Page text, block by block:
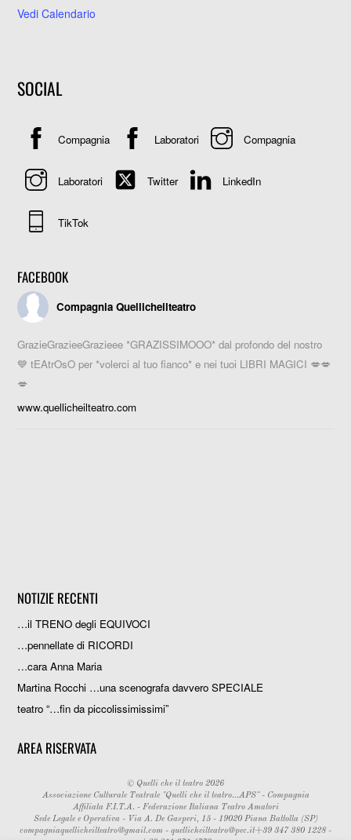
Vedi Calendario
SOCIAL
Compagnia Laboratori Compagnia
Laboratori Twitter LinkedIn
TikTok
FACEBOOK
Compagnia Quellicheilteatro
GrazieGrazieeGrazieee *GRAZISSIMOOO* dal profondo del nostro
💙 tEAtrOsO per *volerci al tuo fianco* e nei tuoi LIBRI MAGICI 💋💋
💋
www.quellicheilteatro.com
NOTIZIE RECENTI
…il TRENO degli EQUIVOCI
…pennellate di RICORDI
…cara Anna Maria
Martina Rocchi …una scenografa davvero SPECIALE
teatro “…fin da piccolissimissimi”
AREA RISERVATA
© Quelli che il teatro 2026
Associazione Culturale Teatrale "Quelli che il teatro...APS" - Compagnia
Affiliata F.I.T.A. - Federazione Italiana Teatro Amatori
Sede Legale e Operativa - Via A. De Gasperi, 15 - 19020 Piana Battolla (SP)
compagniaquellicheilteatro@gmail.com - quellicheilteatro@pec.it+39 347 380 1228 -